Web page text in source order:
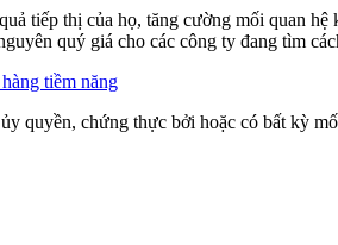
tiếp thị của họ, tăng cường mối quan
quý giá cho các công ty đang tìm
tiềm năng
quyền, chứng thực bởi hoặc có bất kỳ